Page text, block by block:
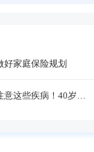
好家庭保险规划
40岁的这个疾病最需要注意！